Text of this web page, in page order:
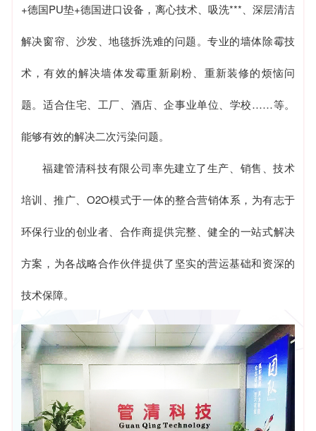
+德国PU垫+德国进口设备，离心技术、吸洗***、深层清洁
解决窗帘、沙发、地毯拆洗难的问题。专业的墙体除霉技
术，有效的解决墙体发霉重新刷粉、重新装修的烦恼问
题。适合住宅、工厂、酒店、企事业单位、学校……等。
能够有效的解决二次污染问题。
福建管清科技有限公司率先建立了生产、销售、技术
培训、推广、O2O模式于一体的整合营销体系，为有志于
环保行业的创业者、合作商提供完整、健全的一站式解决
方案，为各战略合作伙伴提供了坚实的营运基础和资深的
技术保障。